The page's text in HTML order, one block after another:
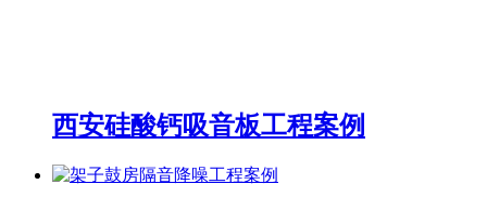
西安硅酸钙吸音板工程案例